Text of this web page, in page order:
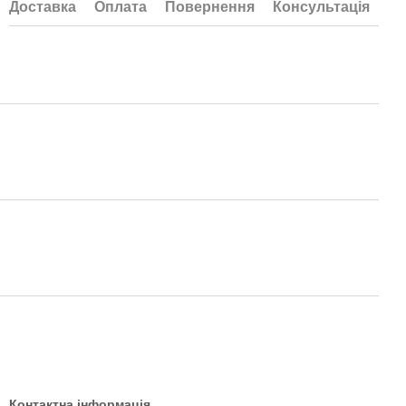
Доставка Оплата Повернення Консультація